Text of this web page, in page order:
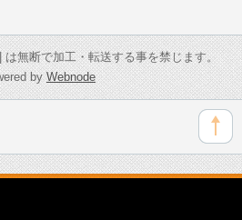
無断で加工・転送する事を禁じます。
byWebnode